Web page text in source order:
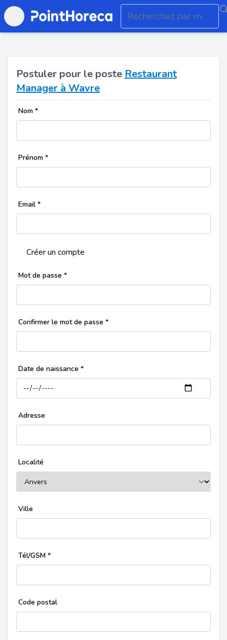
Open main menu
Postuler pour le poste Restaurant
Manager à Wavre
Nom *
Prénom *
Email *
Créer un compte
Mot de passe *
Confirmer le mot de passe *
Date de naissance *
Adresse
Localité
Ville
Tél/GSM *
Code postal